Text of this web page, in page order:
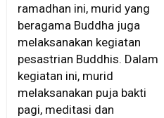
ramadhan ini, murid yang
beragama Buddha juga
melaksanakan kegiatan
pesastrian Buddhis. Dalam
kegiatan ini, murid
melaksanakan puja bakti
pagi, meditasi dan